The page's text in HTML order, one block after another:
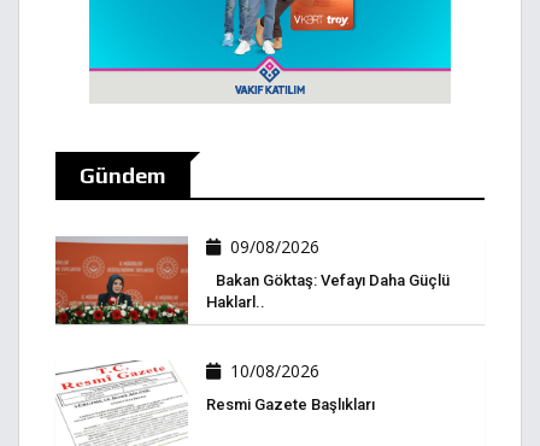
Gündem
09/08/2026
Bakan Göktaş: Vefayı Daha Güçlü
Haklarl..
10/08/2026
Resmi Gazete Başlıkları